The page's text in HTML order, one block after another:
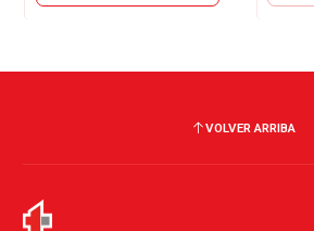
VOLVER ARRIBA